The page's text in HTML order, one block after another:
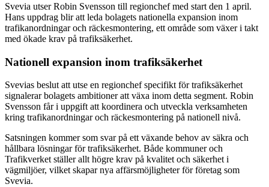
Svevia utser Robin Svensson till regionchef med start den 1 april.
Hans uppdrag blir att leda bolagets nationella expansion inom
trafikanordningar och räckesmontering, ett område som växer i takt
med ökade krav på trafiksäkerhet.
Nationell expansion inom trafiksäkerhet
Svevias beslut att utse en regionchef specifikt för trafiksäkerhet
signalerar bolagets ambitioner att växa inom detta segment. Robin
Svensson får i uppgift att koordinera och utveckla verksamheten
kring trafikanordningar och räckesmontering på nationell nivå.
Satsningen kommer som svar på ett växande behov av säkra och
hållbara lösningar för trafiksäkerhet. Både kommuner och
Trafikverket ställer allt högre krav på kvalitet och säkerhet i
vägmiljöer, vilket skapar nya affärsmöjligheter för företag som
Svevia.